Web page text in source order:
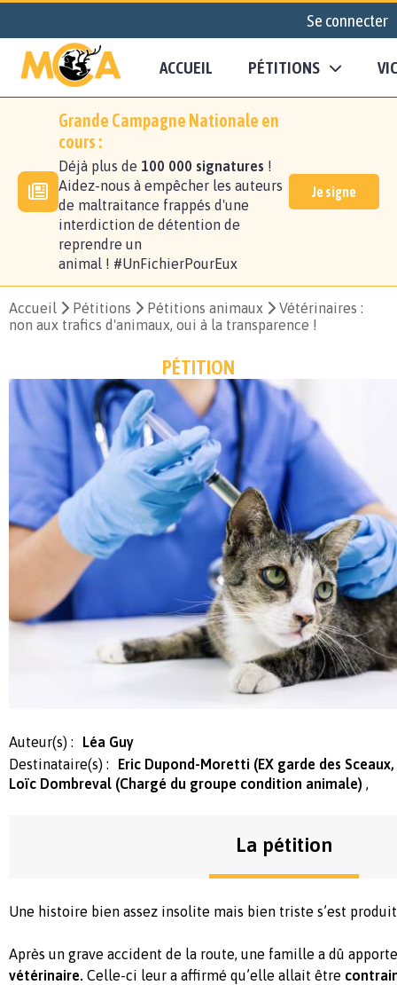
Se connecter
ACCUEIL PÉTITIONS
Grande Campagne Nationale en
cours :
Déjà plus de 100 000 signatures !
Aidez-nous à empêcher les auteurs
de maltraitance frappés d'une
interdiction de détention de
reprendre un
animal ! #UnFichierPourEux
Je signe
Accueil Pétitions Pétitions animaux
Vétérinaires :
non aux trafics d'animaux, oui à la transparence !
PÉTITION
Auteur(s) :
Léa Guy
Destinataire(s) :
Eric Dupond-Moretti (EX garde des
Loïc Dombreval (Chargé du groupe condition animale)
La pétition
Une histoire bien assez insolite mais bien triste s’est
Après un grave accident de la route, une famille a dû
vétérinaire. Celle-ci leur a affirmé qu’elle allait être